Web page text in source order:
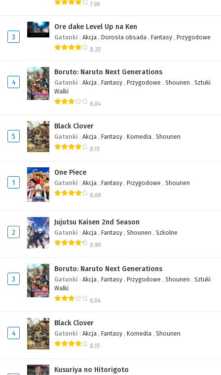
7.99
3
Ore dake Level Up na Ken
Gatunki : Akcja , Dorosła obsada , Fantasy , Przygodowe
8.35
4
Boruto: Naruto Next Generations
Gatunki : Akcja , Fantasy , Przygodowe , Shounen , Sztuki
Walki
6.04
5
Black Clover
Gatunki : Akcja , Fantasy , Komedia , Shounen
8.15
1
One Piece
Gatunki : Akcja , Fantasy , Przygodowe , Shounen
8.69
2
Jujutsu Kaisen 2nd Season
Gatunki : Akcja , Fantasy , Shounen , Szkolne
8.90
3
Boruto: Naruto Next Generations
Gatunki : Akcja , Fantasy , Przygodowe , Shounen , Sztuki
Walki
6.04
4
Black Clover
Gatunki : Akcja , Fantasy , Komedia , Shounen
8.15
Kusuriya no Hitorigoto